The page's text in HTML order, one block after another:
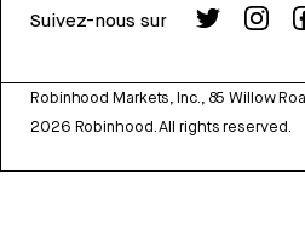
Suivez-nous sur
Robinhood Markets, Inc., 85 Willow
2026 Robinhood. All rights reserved.